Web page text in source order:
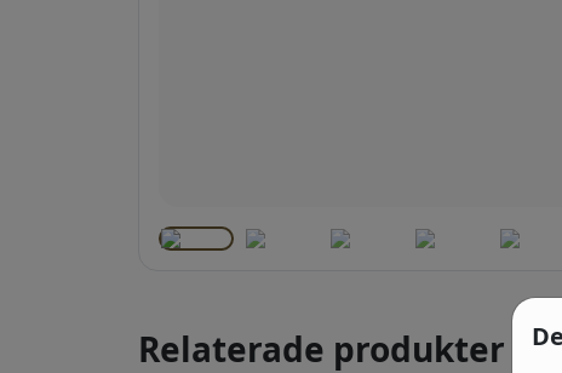
Relaterade produkter